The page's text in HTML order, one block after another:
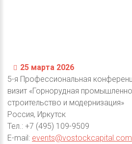
25 марта 2026
5-я Профессиональная
визит «Горнорудная
строительство и модернизация»
Россия, Иркутск
Тел.: +7 (495) 109-9509
E-mail: events@vostockcapital.com